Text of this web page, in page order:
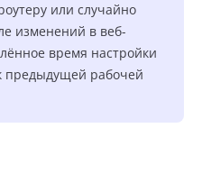
или случайно
изменений в веб-
время настройки
предыдущей рабочей